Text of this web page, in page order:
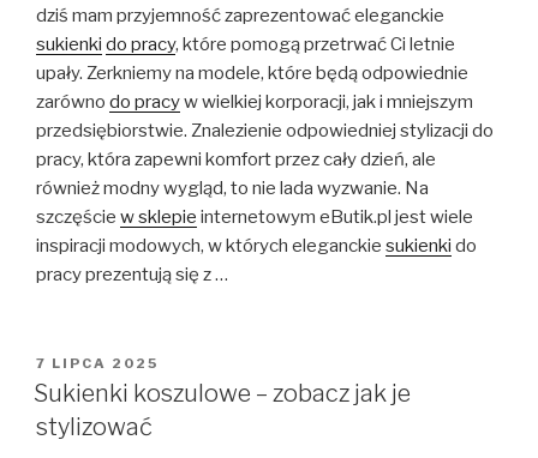
dziś mam przyjemność zaprezentować eleganckie
sukienki do pracy, które pomogą przetrwać Ci letnie
upały. Zerkniemy na modele, które będą odpowiednie
zarówno do pracyw wielkiej korporacji, jak i mniejszym
przedsiębiorstwie. Znalezienie odpowiedniej stylizacji do
pracy, która zapewni komfort przez cały dzień, ale
również modny wygląd, to nie lada wyzwanie. Na
szczęście w sklepie internetowym eButik.pl jest wiele
inspiracji modowych, w których eleganckie sukienki do
pracy prezentują się z …
OPUBLIKOWANE
W
7 LIPCA 2025
Sukienki koszulowe – zobacz jak je
stylizować